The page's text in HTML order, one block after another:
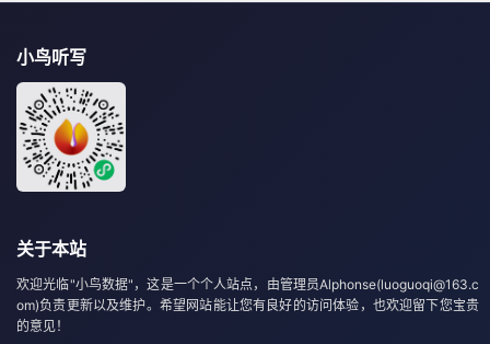
小鸟听写
关于本站
欢迎光临"小鸟数据"，这是一个个人站点，由管理员Alphonse(luoguoqi@163.c
om)负责更新以及维护。希望网站能让您有良好的访问体验，也欢迎留下您宝贵
的意见！